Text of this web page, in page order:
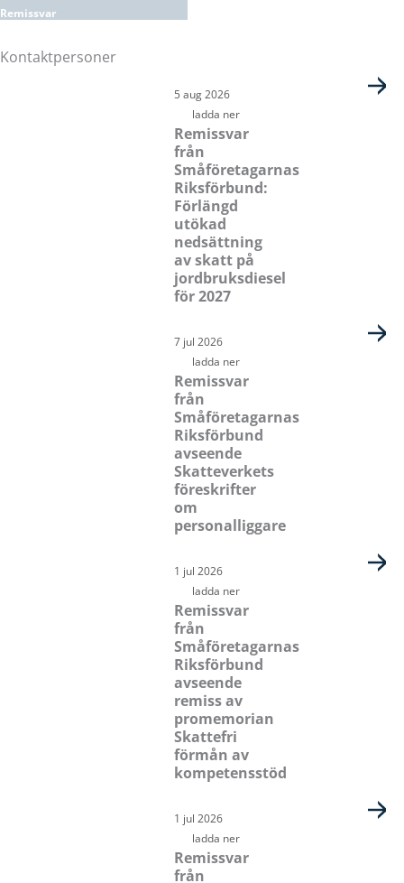
Remissvar
Kontaktpersoner
5 aug 2026
ladda ner
Remissvar
från
Småföretagarnas
Riksförbund:
Förlängd
utökad
nedsättning
av skatt på
jordbruksdiesel
för 2027
7 jul 2026
ladda ner
Remissvar
från
Småföretagarnas
Riksförbund
avseende
Skatteverkets
föreskrifter
om
personalliggare
1 jul 2026
ladda ner
Remissvar
från
Småföretagarnas
Riksförbund
avseende
remiss av
promemorian
Skattefri
förmån av
kompetensstöd
1 jul 2026
ladda ner
Remissvar
från